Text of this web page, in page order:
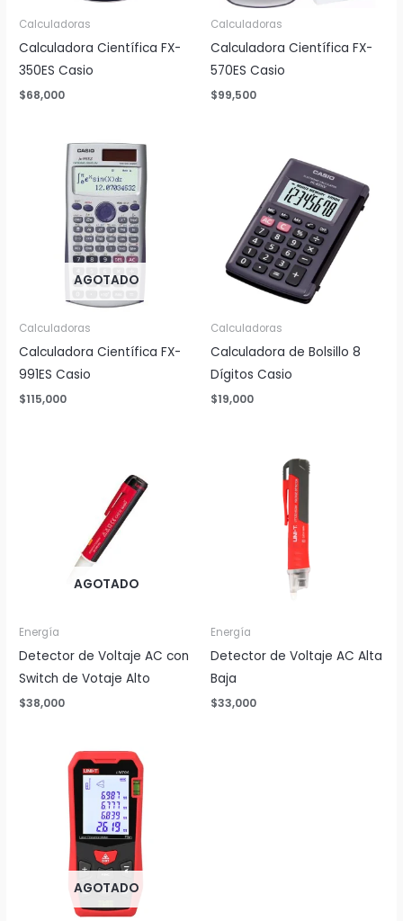
Calculadoras
Calculadora Científica FX-
350ES Casio
$68,000
Calculadoras
Calculadora Científica FX-
570ES Casio
$99,500
AGOTADO
Calculadoras
Calculadora Científica FX-
991ES Casio
$115,000
Calculadoras
Calculadora de Bolsillo 8
Dígitos Casio
$19,000
AGOTADO
Energía
Detector de Voltaje AC con
Switch de Votaje Alto
$38,000
Energía
Detector de Voltaje AC Alta
Baja
$33,000
AGOTADO